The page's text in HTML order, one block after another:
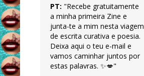
PT: "Recebe gratuitamente
a minha primeira Zine e
junta-te a mim nesta viagem
de escrita curativa e poesia.
Deixa aqui o teu e-mail e
vamos caminhar juntos por
estas palavras. ✨💋"